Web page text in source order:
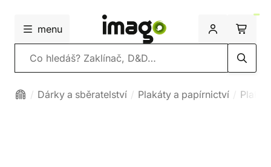
menu
Vyhledávání
Dárky a sběratelství Plakáty a papírnictví